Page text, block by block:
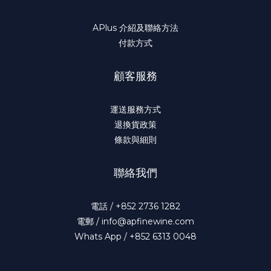
APlus 介紹及聯絡方法
付款方式
顧客服務
運送服務方式
退換貨政策
條款與細則
聯絡我們
電話 / +852 2736 1282
電郵 / info@apfinewine.com
Whats App / +852 6313 0048